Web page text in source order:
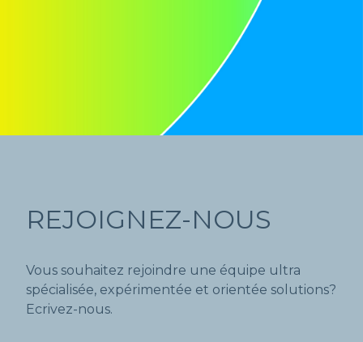
REJOIGNEZ-NOUS
Vous souhaitez rejoindre une équipe ultra
spécialisée, expérimentée et orientée solutions?
Ecrivez-nous.